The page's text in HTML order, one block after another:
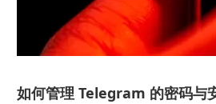
如何管理 Telegram 的密码与